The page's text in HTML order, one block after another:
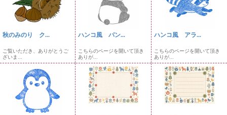
秋のみのり ク...
ご覧いただき、ありがとうご
ざいま...
ハンコ風 パン...
こちらのページを開いて頂き
ありが...
ハンコ風 アラ...
こちらのページを開いて頂き
ありが...